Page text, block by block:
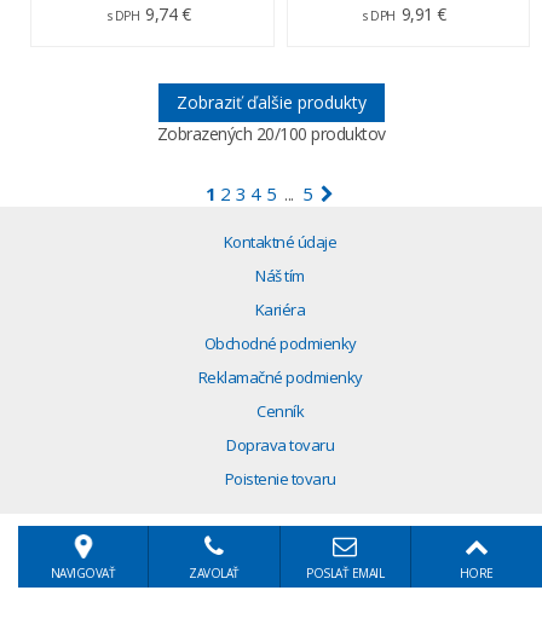
s DPH 9,74 € s DPH 9,91 €
Zobraziť ďalšie produkty
Zobrazených 20/100 produktov
1 2 3 4 5 ... 5
Kontaktné údaje
Náš tím
Kariéra
Obchodné podmienky
Reklamačné podmienky
Cenník
Doprava tovaru
Poistenie tovaru
NAVIGOVAŤ ZAVOLAŤ POSLAŤ EMAIL HORE